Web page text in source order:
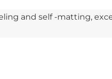
and self -matting,